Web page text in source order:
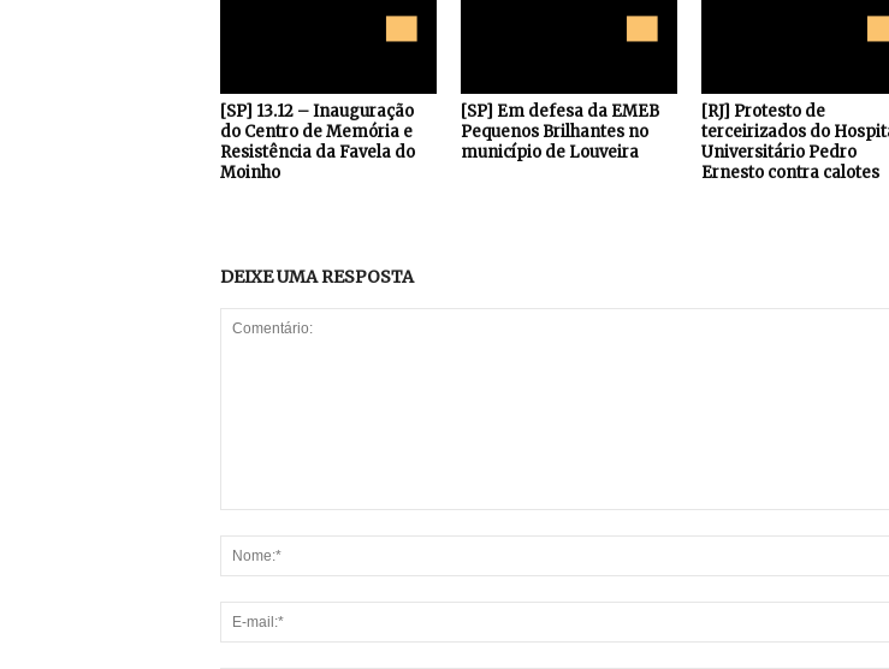
[SP] 13.12 – Inauguração
do Centro de Memória e
Resistência da Favela do
Moinho
[SP] Em defesa da EMEB
Pequenos Brilhantes no
município de Louveira
[RJ] Protesto de
terceirizados do
Universitário Pedro
Ernesto contra calotes
DEIXE UMA RESPOSTA